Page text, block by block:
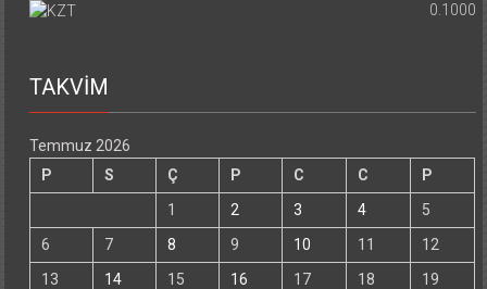
0.1000
TAKVİM
Temmuz 2026
P
S Ç P C C
P
1
2 3 4
5
6
7 8 9 10 11
12
13
14 15 16 17 18
19